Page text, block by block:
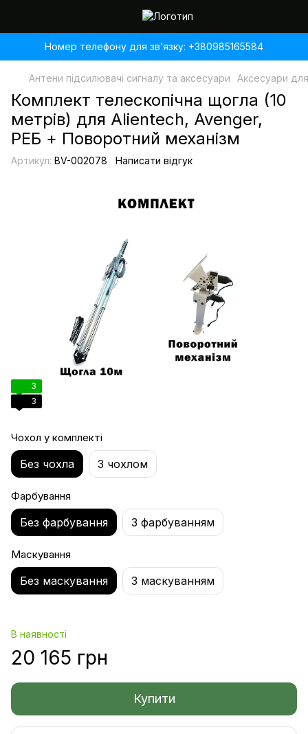
Номер телефону для звʼязку: +380985165584
Антени підсилювачі сигналу та аксесуари Аксесуари
Комплект телескопічна щогла (10
метрів) для Alientech, Avenger,
РЕБ + Поворотний механізм
Артикул: BV-002078 Написати відгук
3
3
Чохол у комплекті
Без чохла З чохлом
Фарбування
Без фарбування З фарбуванням
Маскування
Без маскування З маскуванням
В наявності
20 165 грн
Купити